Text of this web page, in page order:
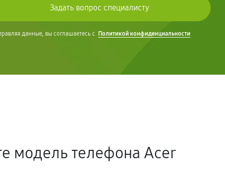
данные, вы соглашаетесь с Политикой конфиденциальности
модель телефона Acer